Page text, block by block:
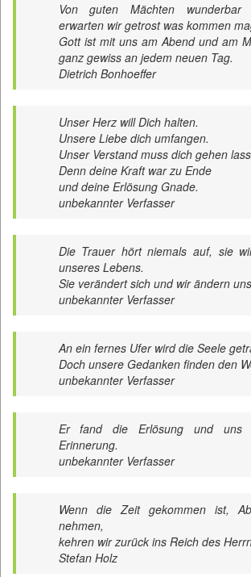
Von guten Mächten wunderbar
erwarten wir getrost was kommen
Gott ist mit uns am Abend und am
ganz gewiss an jedem neuen Tag.
Dietrich Bonhoeffer
Unser Herz will Dich halten.
Unsere Liebe dich umfangen.
Unser Verstand muss dich gehen
Denn deine Kraft war zu Ende
und deine Erlösung Gnade.
unbekannter Verfasser
Die Trauer hört niemals auf, sie
unseres Lebens.
Sie verändert sich und wir ändern
unbekannter Verfasser
An ein fernes Ufer wird die Seele
Doch unsere Gedanken finden den
unbekannter Verfasser
Er fand die Erlösung und uns
Erinnerung.
unbekannter Verfasser
Wenn die Zeit gekommen ist,
nehmen,
kehren wir zurück ins Reich des
Stefan Holz